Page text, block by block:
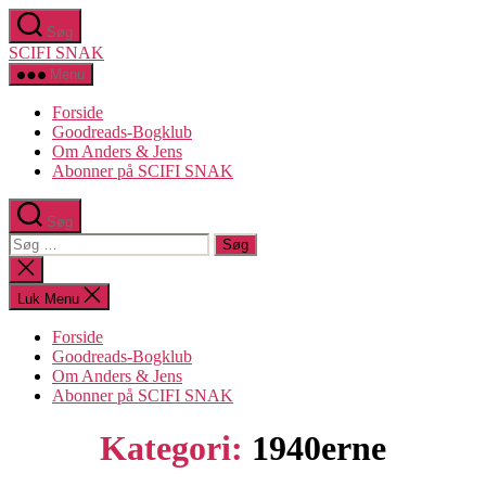
Spring
til
indholdet
Søg
SCIFI SNAK
Menu
Forside
Goodreads-Bogklub
Om Anders & Jens
Abonner på SCIFI SNAK
Søg
Søg
efter:
Luk
søgning
Luk Menu
Forside
Goodreads-Bogklub
Om Anders & Jens
Abonner på SCIFI SNAK
Kategori: 1940erne